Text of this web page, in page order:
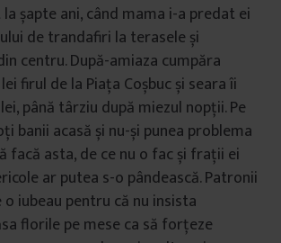
șapte ani, când mama i-a predat ei
de trandafiri la terasele și
centru. După-amiaza cumpăra
firul de la Piața Coșbuc și seara îi
până târziu după miezul nopții. Pe
banii acasă și nu-și punea problema
facă asta, de ce nu o fac și frații ei
ar putea s-o pândească. Patronii
iubeau pentru că nu insista
florile pe mese ca să forțeze